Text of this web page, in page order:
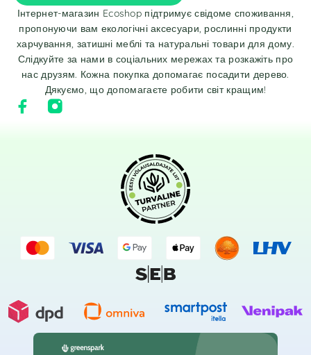
Інтернет-магазин Ecoshop підтримує свідоме споживання,
пропонуючи вам екологічні аксесуари, рослинні продукти
харчування, затишні меблі та натуральні товари для дому.
Слідкуйте за нами в соціальних мережах та розкажіть про
нас друзям. Кожна покупка допомагає посадити дерево.
Дякуємо, що допомагаєте робити світ кращим!